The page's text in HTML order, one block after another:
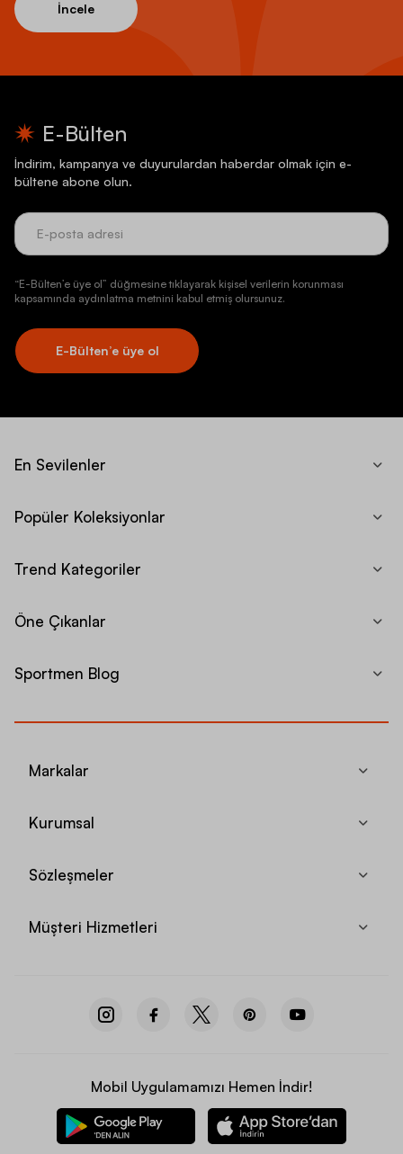
İncele
E-Bülten
İndirim, kampanya ve duyurulardan haberdar olmak için e-
bültene abone olun.
“E-Bülten’e üye ol” düğmesine tıklayarak kişisel verilerin korunması
kapsamında aydınlatma metnini kabul etmiş olursunuz.
E-Bülten’e üye ol
En Sevilenler
Popüler Koleksiyonlar
Trend Kategoriler
Öne Çıkanlar
Sportmen Blog
Markalar
Kurumsal
Sözleşmeler
Müşteri Hizmetleri
Mobil Uygulamamızı Hemen İndir!